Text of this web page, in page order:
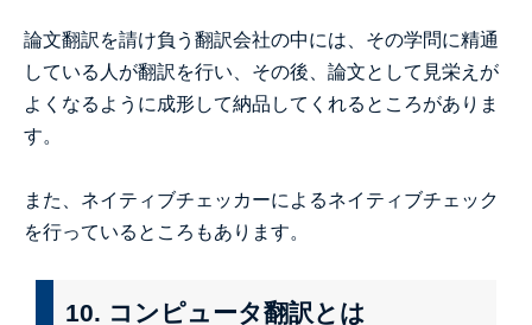
論文翻訳を請け負う翻訳会社の中には、その学問に精通
している人が翻訳を行い、その後、論文として見栄えが
よくなるように成形して納品してくれるところがありま
す。
また、ネイティブチェッカーによるネイティブチェック
を行っているところもあります。
10. コンピュータ翻訳とは